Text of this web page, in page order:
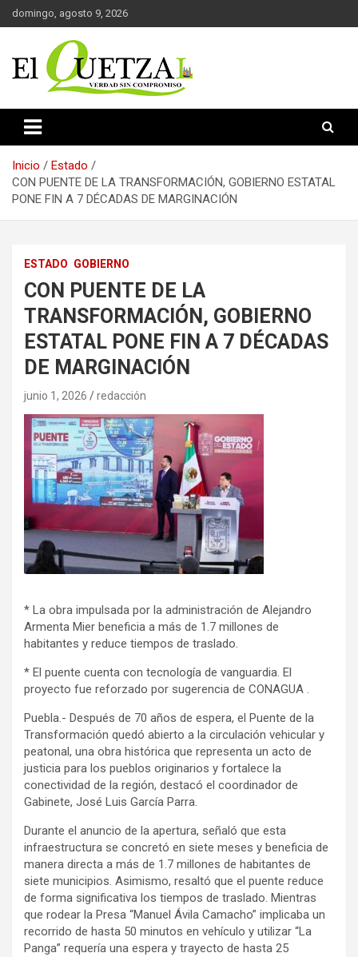
Saltar
al
domingo, agosto 9, 2026
El Quetzal de Cholula
Inicio
Estado
CON PUENTE DE LA TRANSFORMACIÓN, GOBIERNO ESTATAL
PONE FIN A 7 DÉCADAS DE MARGINACIÓN
ESTADO GOBIERNO
CON PUENTE DE LA
TRANSFORMACIÓN, GOBIERNO
ESTATAL PONE FIN A 7 DÉCADAS
DE MARGINACIÓN
junio 1, 2026 redacción
* La obra impulsada por la administración de Alejandro
Armenta Mier beneficia a más de 1.7 millones de
habitantes y reduce tiempos de traslado.
* El puente cuenta con tecnología de vanguardia. El
proyecto fue reforzado por sugerencia de CONAGUA .
Puebla.- Después de 70 años de espera, el Puente de la
Transformación quedó abierto a la circulación vehicular y
peatonal, una obra histórica que representa un acto de
justicia para los pueblos originarios y fortalece la
conectividad de la región, destacó el coordinador de
Gabinete, José Luis García Parra.
Durante el anuncio de la apertura, señaló que esta
infraestructura se concretó en siete meses y beneficia de
manera directa a más de 1.7 millones de habitantes de
siete municipios. Asimismo, resaltó que el puente reduce
de forma significativa los tiempos de traslado. Mientras
que rodear la Presa “Manuel Ávila Camacho” implicaba un
recorrido de hasta 50 minutos en vehículo y utilizar “La
Panga” requería una espera y trayecto de hasta 25